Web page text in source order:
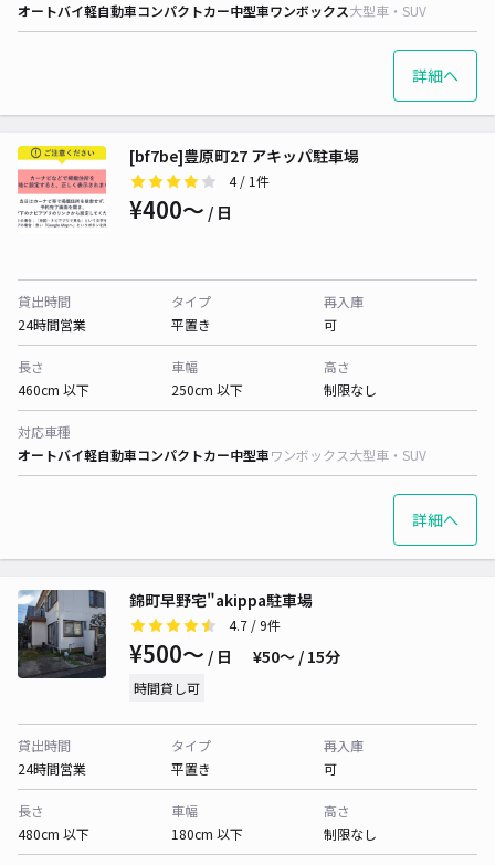
オートバイ軽自動車コンパクトカー中型車ワンボックス大型車・SUV
詳細へ
[bf7be]豊原町27 アキッパ駐車場
4/ 1件
¥400〜 / 日
貸出時間
24時間営業
タイプ
平置き
再入庫
可
長さ
460cm 以下
車幅
250cm 以下
高さ
制限なし
対応車種
オートバイ軽自動車コンパクトカー中型車ワンボックス大型車・SUV
詳細へ
錦町早野宅"akippa駐車場
4.7 / 9件
¥500〜 / 日 ¥50〜 / 15分
時間貸し可
貸出時間
24時間営業
タイプ
平置き
再入庫
可
長さ
480cm 以下
車幅
180cm 以下
高さ
制限なし